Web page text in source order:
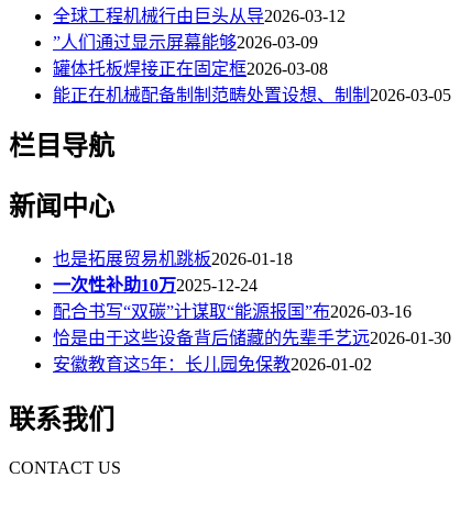
全球工程机械行由巨头从导2026-03-12
”人们通过显示屏幕能够2026-03-09
罐体托板焊接正在固定框2026-03-08
能正在机械配备制制范畴处置设想、制制 2026-03-05
栏目导航
新闻中心
也是拓展贸易机跳板2026-01-18
一次性补助10万2025-12-24
配合书写“双碳”计谋取“能源报国”布2026-03-16
恰是由于这些设备背后储藏的先辈手艺远2026-01-30
安徽教育这5年：长儿园免保教2026-01-02
联系我们
CONTACT US